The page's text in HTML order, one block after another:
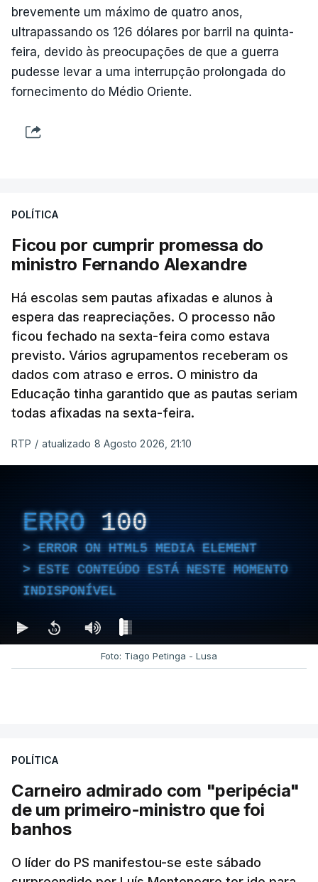
brevemente um máximo de quatro anos,
ultrapassando os 126 dólares por barril na quinta-
feira, devido às preocupações de que a guerra
pudesse levar a uma interrupção prolongada do
fornecimento do Médio Oriente.
POLÍTICA
Ficou por cumprir promessa do
ministro Fernando Alexandre
Há escolas sem pautas afixadas e alunos à
espera das reapreciações. O processo não
ficou fechado na sexta-feira como estava
previsto. Vários agrupamentos receberam os
dados com atraso e erros. O ministro da
Educação tinha garantido que as pautas seriam
todas afixadas na sexta-feira.
RTP / atualizado 8 Agosto 2026, 21:10
ERRO 100
ERROR ON HTML5 MEDIA ELEMENT
ESTE CONTEÚDO ESTÁ NESTE MOMENTO
INDISPONÍVEL
Foto: Tiago Petinga - Lusa
POLÍTICA
Carneiro admirado com "peripécia"
de um primeiro-ministro que foi
banhos
O líder do PS manifestou-se este sábado